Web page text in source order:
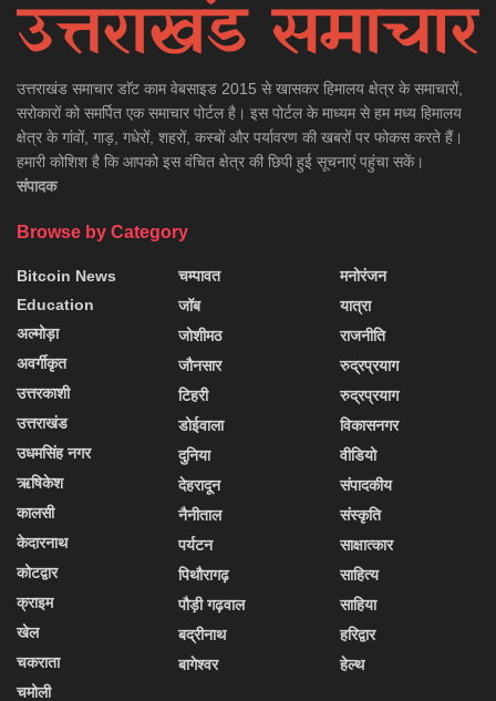
उत्तराखंड समाचार डाॅट काम वेबसाइड 2015 से खासकर हिमालय क्षेत्र के समाचारों,
सरोकारों को समर्पित एक समाचार पोर्टल है। इस पोर्टल के माध्यम से हम मध्य हिमालय
क्षेत्र के गांवों, गाड़, गधेरों, शहरों, कस्बों और पर्यावरण की खबरों पर फोकस करते हैं।
हमारी कोशिश है कि आपको इस वंचित क्षेत्र की छिपी हुई सूचनाएं पहुंचा सकें।
संपादक
Browse by Category
Bitcoin News
Education
अल्मोड़ा
अवर्गीकृत
उत्तरकाशी
उत्तराखंड
उधमसिंह नगर
ऋषिकेश
कालसी
केदारनाथ
कोटद्वार
क्राइम
खेल
चकराता
चमोली
चम्पावत
जॉब
जोशीमठ
जौनसार
टिहरी
डोईवाला
दुनिया
देहरादून
नैनीताल
पर्यटन
पिथौरागढ़
पौड़ी गढ़वाल
बद्रीनाथ
बागेश्वर
मनोरंजन
यात्रा
राजनीति
रुद्रप्रयाग
रुद्रप्रयाग
विकासनगर
वीडियो
संपादकीय
संस्कृति
साक्षात्कार
साहित्य
साहिया
हरिद्वार
हेल्थ